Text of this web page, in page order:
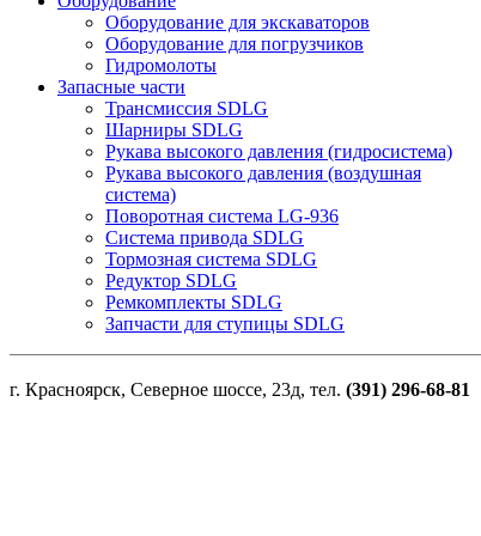
Оборудование для экскаваторов
Оборудование для погрузчиков
Гидромолоты
Запасные части
Трансмиссия SDLG
Шарниры SDLG
Рукава высокого давления (гидросистема)
Рукава высокого давления (воздушная
система)
Поворотная система LG-936
Система привода SDLG
Тормозная система SDLG
Редуктор SDLG
Ремкомплекты SDLG
Запчасти для ступицы SDLG
г. Красноярск, Северное шоссе, 23д, тел. (391) 296-68-81